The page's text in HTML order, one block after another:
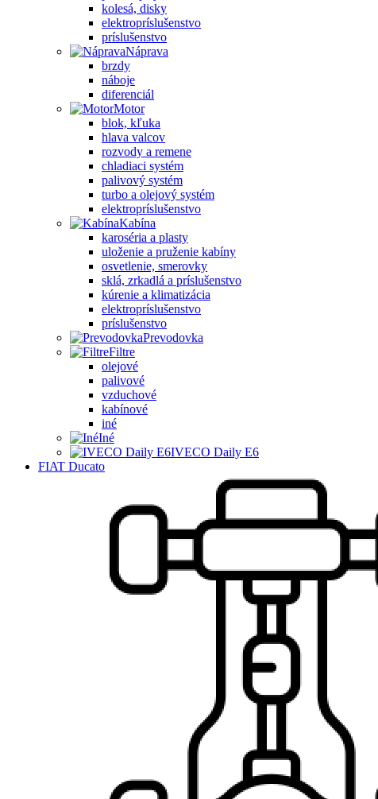
kolesá, disky
elektropríslušenstvo
príslušenstvo
Náprava
brzdy
náboje
diferenciál
Motor
blok, kľuka
hlava valcov
rozvody a remene
chladiaci systém
palivový systém
turbo a olejový systém
elektropríslušenstvo
Kabína
karoséria a plasty
uloženie a pruženie kabíny
osvetlenie, smerovky
sklá, zrkadlá a príslušenstvo
kúrenie a klimatizácia
elektropríslušenstvo
príslušenstvo
Prevodovka
Filtre
olejové
palivové
vzduchové
kabínové
iné
Iné
IVECO Daily E6
FIAT Ducato